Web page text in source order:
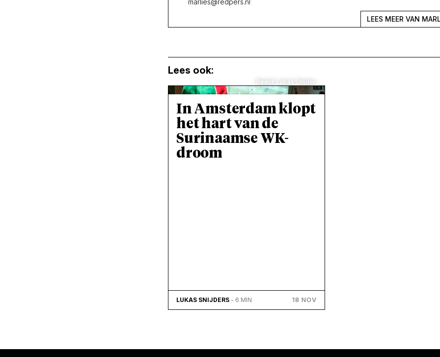
LEES MEER VAN
Lees ook:
Beeld: Lukas Snijder
In Amsterdam klopt
het hart van de
Surinaamse WK-
droom
LUKAS SNIJDERS - 6 MIN 18 NOV